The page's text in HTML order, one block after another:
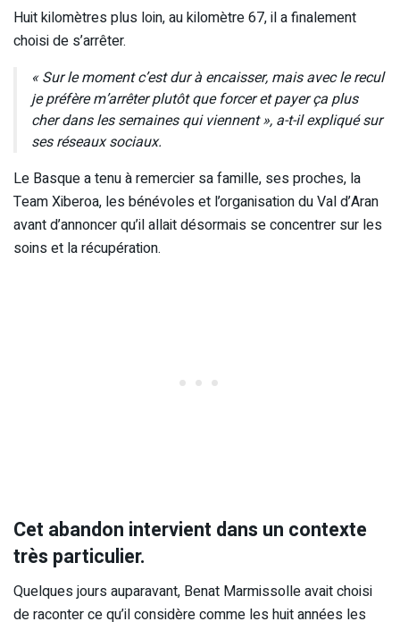
Huit kilomètres plus loin, au kilomètre 67, il a finalement
choisi de s’arrêter.
« Sur le moment c’est dur à encaisser, mais avec le recul
je préfère m’arrêter plutôt que forcer et payer ça plus
cher dans les semaines qui viennent », a-t-il expliqué sur
ses réseaux sociaux.
Le Basque a tenu à remercier sa famille, ses proches, la
Team Xiberoa, les bénévoles et l’organisation du Val d’Aran
avant d’annoncer qu’il allait désormais se concentrer sur les
soins et la récupération.
Cet abandon intervient dans un contexte
très particulier.
Quelques jours auparavant, Benat Marmissolle avait choisi
de raconter ce qu’il considère comme les huit années les